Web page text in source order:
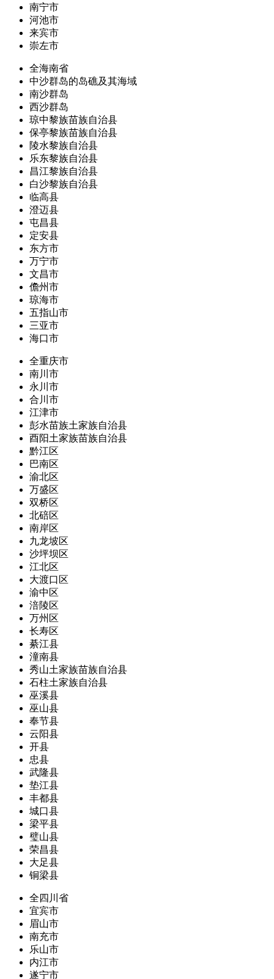
南宁市
河池市
来宾市
崇左市
全海南省
中沙群岛的岛礁及其海域
南沙群岛
西沙群岛
琼中黎族苗族自治县
保亭黎族苗族自治县
陵水黎族自治县
乐东黎族自治县
昌江黎族自治县
白沙黎族自治县
临高县
澄迈县
屯昌县
定安县
东方市
万宁市
文昌市
儋州市
琼海市
五指山市
三亚市
海口市
全重庆市
南川市
永川市
合川市
江津市
彭水苗族土家族自治县
酉阳土家族苗族自治县
黔江区
巴南区
渝北区
万盛区
双桥区
北碚区
南岸区
九龙坡区
沙坪坝区
江北区
大渡口区
渝中区
涪陵区
万州区
长寿区
綦江县
潼南县
秀山土家族苗族自治县
石柱土家族自治县
巫溪县
巫山县
奉节县
云阳县
开县
忠县
武隆县
垫江县
丰都县
城口县
梁平县
璧山县
荣昌县
大足县
铜梁县
全四川省
宜宾市
眉山市
南充市
乐山市
内江市
遂宁市